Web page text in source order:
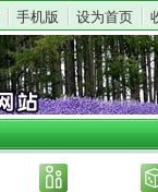
手机版 设为首页